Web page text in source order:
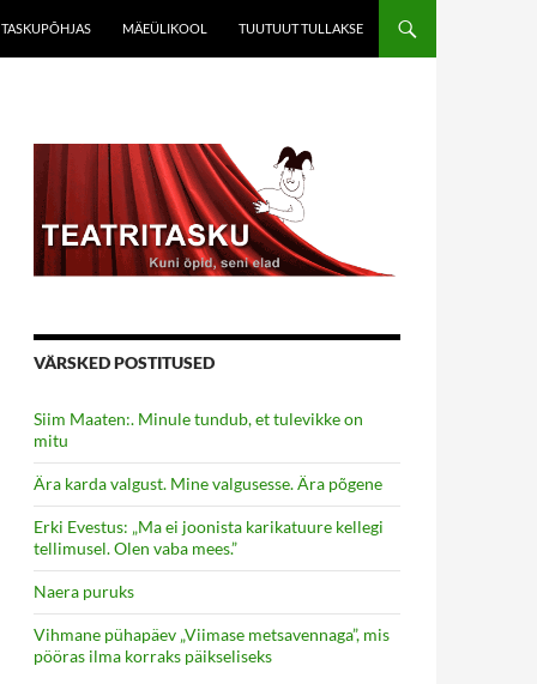
TASKUPÕHJAS MÄEÜLIKOOL TUUTUUT TULLAKSE
VÄRSKED POSTITUSED
Siim Maaten:. Minule tundub, et tulevikke on
mitu
Ära karda valgust. Mine valgusesse. Ära põgene
Erki Evestus: „Ma ei joonista karikatuure kellegi
tellimusel. Olen vaba mees.”
Naera puruks
Vihmane pühapäev „Viimase metsavennaga”, mis
pööras ilma korraks päikseliseks